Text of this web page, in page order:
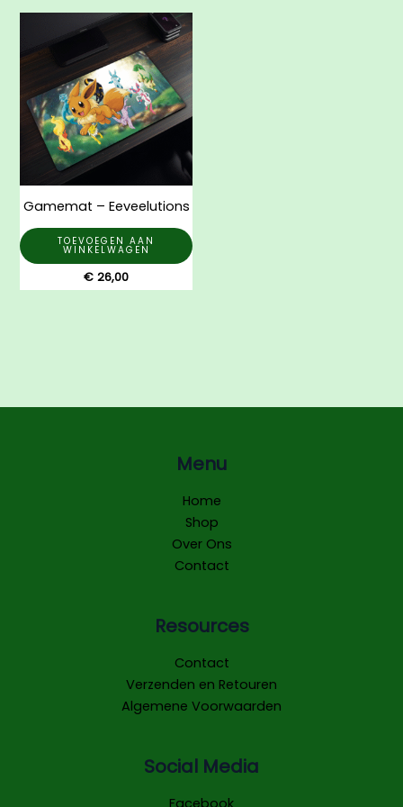
Gamemat – Eeveelutions
TOEVOEGEN AAN
WINKELWAGEN
€ 26,00
Menu
Home
Shop
Over Ons
Contact
Resources
Contact
Verzenden en Retouren
Algemene Voorwaarden
Social Media